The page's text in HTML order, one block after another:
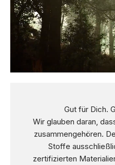
Gut für Dich.
Wir glauben daran,
zusammengehören.
Stoffe
zertifizierten